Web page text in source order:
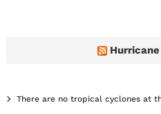
There are no tropical cyclones at